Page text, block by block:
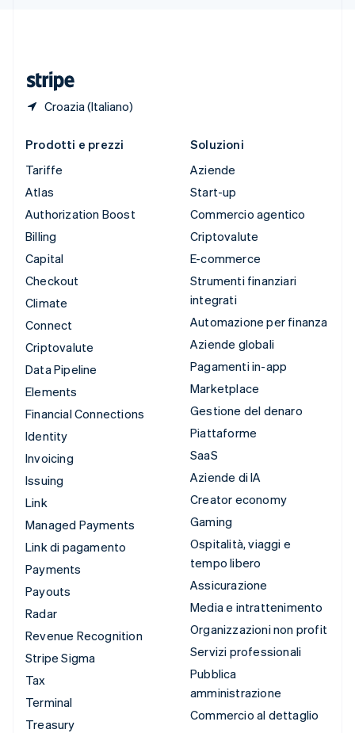
Croazia (Italiano)
Prodotti e prezzi
Tariffe
Atlas
Authorization Boost
Billing
Capital
Checkout
Climate
Connect
Criptovalute
Data Pipeline
Elements
Financial Connections
Identity
Invoicing
Issuing
Link
Managed Payments
Link di pagamento
Payments
Payouts
Radar
Revenue Recognition
Stripe Sigma
Tax
Terminal
Treasury
Soluzioni
Aziende
Start-up
Commercio agentico
Criptovalute
E-commerce
Strumenti finanziari
integrati
Automazione per finanza
Aziende globali
Pagamenti in-app
Marketplace
Gestione del denaro
Piattaforme
SaaS
Aziende di IA
Creator economy
Gaming
Ospitalità, viaggi e
tempo libero
Assicurazione
Media e intrattenimento
Organizzazioni non profit
Servizi professionali
Pubblica
amministrazione
Commercio al dettaglio